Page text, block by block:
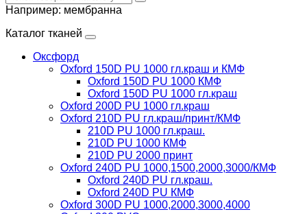
Например: мембранна
Каталог тканей
Оксфорд
Oxford 150D PU 1000 гл.краш и КМФ
Oxford 150D PU 1000 КМФ
Oxford 150D PU 1000 гл.краш
Oxford 200D PU 1000 гл.краш
Oxford 210D PU гл.краш/принт/КМФ
210D PU 1000 гл.краш.
210D PU 1000 КМФ
210D PU 2000 принт
Oxford 240D PU 1000,1500,2000,3000/КМФ
Oxford 240D PU гл.краш.
Oxford 240D PU КМФ
Oxford 300D PU 1000,2000,3000,4000